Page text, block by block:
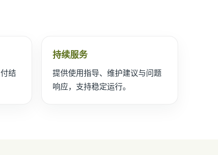
结
持续服务
提供使用指导、维护建议与问题
响应，支持稳定运行。